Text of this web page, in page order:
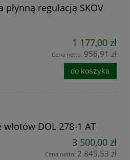
płynną regulacją SKOV
1 177,00 zł
Cena netto: 956,91 zł
do koszyka
DOL 278-1 AT
3 500,00 zł
Cena netto: 2 845,53 zł